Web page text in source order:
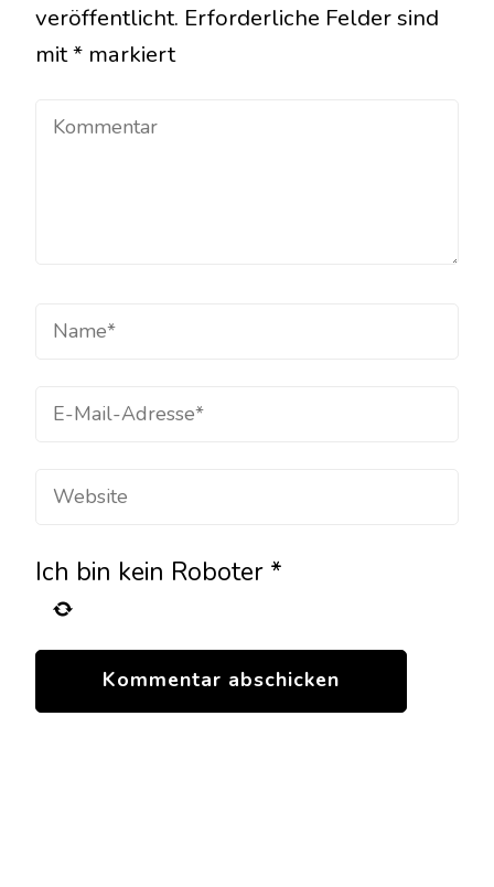
veröffentlicht. Erforderliche Felder sind
mit* markiert
Ich bin kein Roboter *